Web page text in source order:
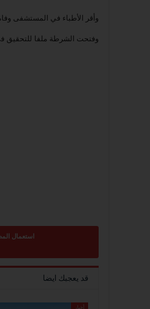
وأقر الأطباء في المستشفى
وفتحت الشرطة ملفا للتحقيق
استعمال المضامين بموجب بند 27 أ
قد يعجبك ايضا
أخبار